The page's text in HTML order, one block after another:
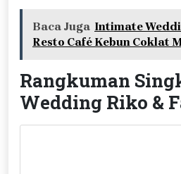
Baca Juga Intimate
Resto Café Kebun Coklat
Rangkuman
Wedding Riko &